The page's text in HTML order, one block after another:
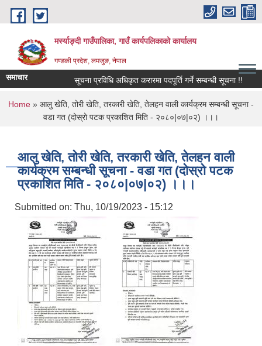
Skip to main content
मर्स्याङ्दी गाउँपालिका, गाउँ कार्यपलिकाको कार्यालय
गण्डकी प्रदेश, लमजुङ, नेपाल
समाचार सूचना प्रविधि अधिकृत करारमा पदपूर्ति गर्ने सम्बन्धी सूचना !!
You are here
Home » आलु खेति, तोरी खेति, तरकारी खेति, तेलहन वाली कार्यक्रम सम्बन्धी सूचना -
वडा गत (दोस्रो पटक प्रकाशित मिति - २०८०|०७|०२) ।।।
आलु खेति, तोरी खेति, तरकारी खेति, तेलहन वाली
कार्यक्रम सम्बन्धी सूचना - वडा गत (दोस्रो पटक
प्रकाशित मिति - २०८०|०७|०२) ।।।
Submitted on: Thu, 10/19/2023 - 15:12